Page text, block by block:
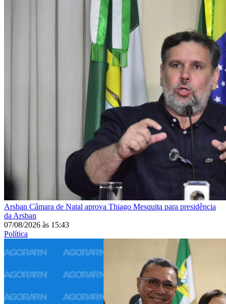
Arsban Câmara de Natal aprova Thiago Mesquita para presidência
da Arsban
07/08/2026 às 15:43
Política